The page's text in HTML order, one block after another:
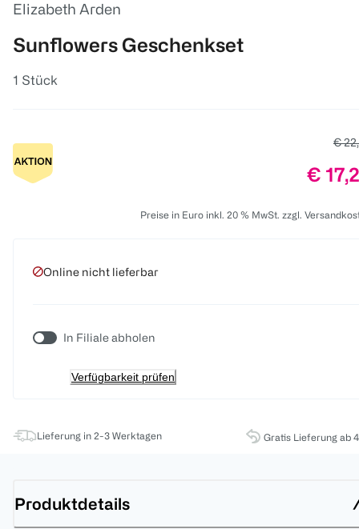
Elizabeth Arden
Sunflowers Geschenkset
1 Stück
€
Preis:
€
Preise in Euro inkl. 20 % MwSt. zzgl.
Online nicht lieferbar
In Filiale abholen
Verfügbarkeit prüfen
Lieferung in 2-3 Werktagen Gratis Lieferung ab
Produktdetails